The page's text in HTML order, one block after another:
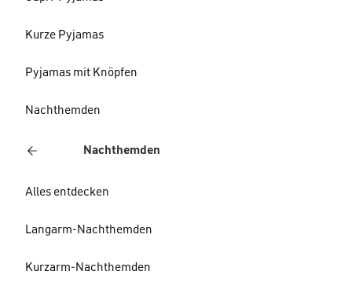
Kurze Pyjamas
Pyjamas mit Knöpfen
Nachthemden
Nachthemden
Alles entdecken
Langarm-Nachthemden
Kurzarm-Nachthemden